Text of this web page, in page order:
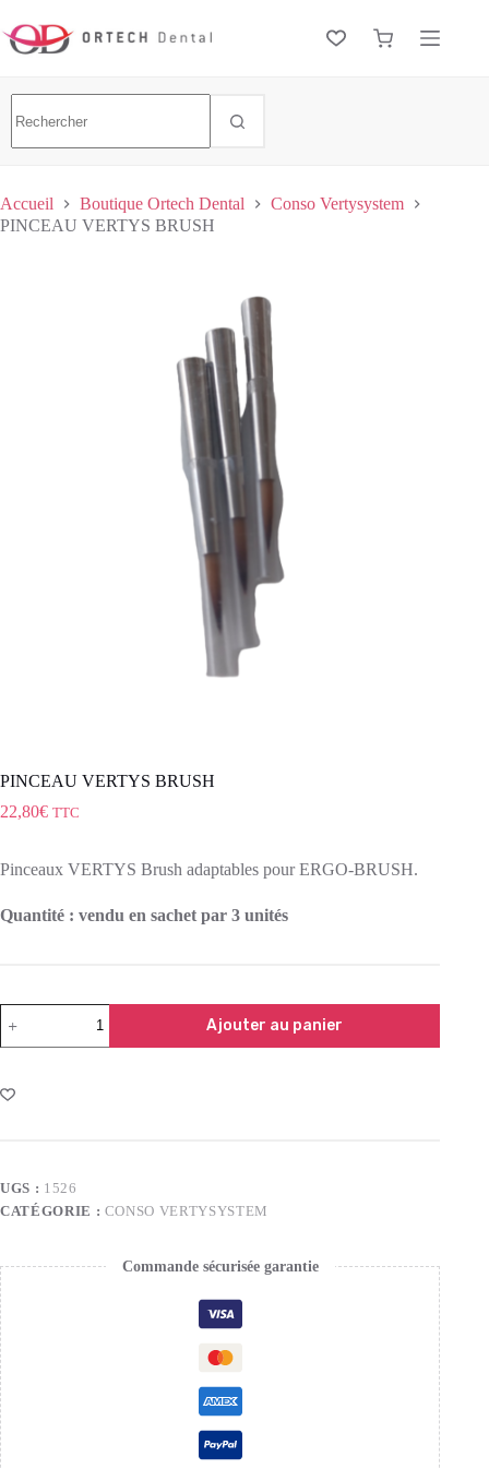
Accueil Boutique Ortech Dental
Conso Vertysystem
PINCEAU VERTYS BRUSH
PINCEAU VERTYS BRUSH
22,80€ TTC
Pinceaux VERTYS Brush adaptables pour ERGO-BRUSH.
Quantité : vendu en sachet par 3 unités
Ajouter au panier
UGS : 1526
CATÉGORIE : CONSO VERTYSYSTEM
Commande sécurisée garantie